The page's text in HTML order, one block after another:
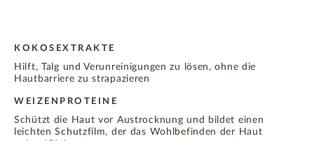
KOKOSEXTRAKTE
Hilft, Talg und Verunreinigungen zu lösen, ohne die
Hautbarriere zu strapazieren
WEIZENPROTEINE
Schützt die Haut vor Austrocknung und bildet einen
leichten Schutzfilm, der das Wohlbefinden der Haut